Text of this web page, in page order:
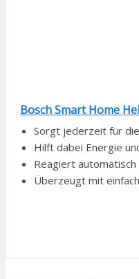
Bosch Smart Home
Sorgt jederzeit für
Hilft dabei Energie
Reagiert
Überzeugt mit